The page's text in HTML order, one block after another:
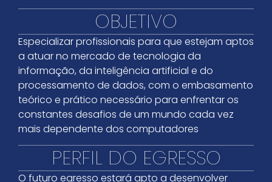
OBJETIVO
Especializar profissionais para que estejam aptos
a atuar no mercado de tecnologia da
informação, da inteligência artificial e do
processamento de dados, com o embasamento
teórico e prático necessário para enfrentar os
constantes desafios de um mundo cada vez
mais dependente dos computadores
PERFIL DO EGRESSO
O futuro egresso estará apto a desenvolver